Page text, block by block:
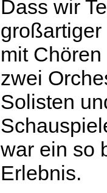
Dass wir
mit
zwei
Solisten
war ein so
Erlebnis.